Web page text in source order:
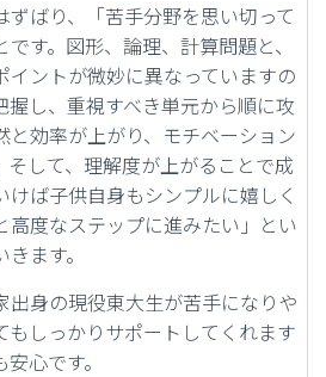
ずばり、「苦手分野を思い切って
す。図形、論理、計算問題と、
イントが微妙に異なっていますの
握し、重視すべき単元から順に攻
と効率が上がり、モチベーション
そして、理解度が上がることで成
ば子供自身もシンプルに嬉しく
高度なステップに進みたい」とい
ます。
出身の現役東大生が苦手になりや
もしっかりサポートしてくれます
心です。